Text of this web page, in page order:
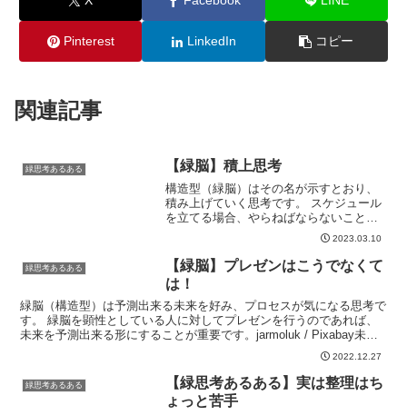
Pinterest LinkedIn コピー
関連記事
緑思考あるある 【緑脳】積上思考
構造型（緑脳）はその名が示すとおり、
積み上げていく思考です。 スケジュール
を立てる場合、やらねばならないことを
まずはリストアップし、どれから始める
か順番を決めます。その各タスクにどれ
だけの時間がかかるかを考え、積み上げ
時刻を記載していきます...
2023.03.10
緑思考あるある
【緑脳】プレゼンはこうでなくて
は！
緑脳（構造型）は予測出来る未来を好み、プロセスが気になる思考で
す。 緑脳を顕性としている人に対してプレゼンを行うのであれば、
未来を予測出来る形にすることが重要です。jarmoluk / Pixabay未来
2022.12.27
緑思考あるある
【緑思考あるある】実は整理はち
ょっと苦手